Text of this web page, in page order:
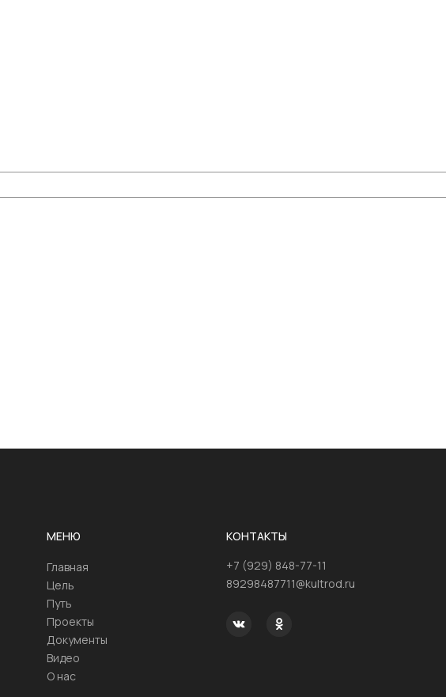
МЕНЮ
Главная
Цель
Путь
Проекты
Документы
Видео
О нас
КОНТАКТЫ
+7 (929) 848-77-11
89298487711@kultrod.ru